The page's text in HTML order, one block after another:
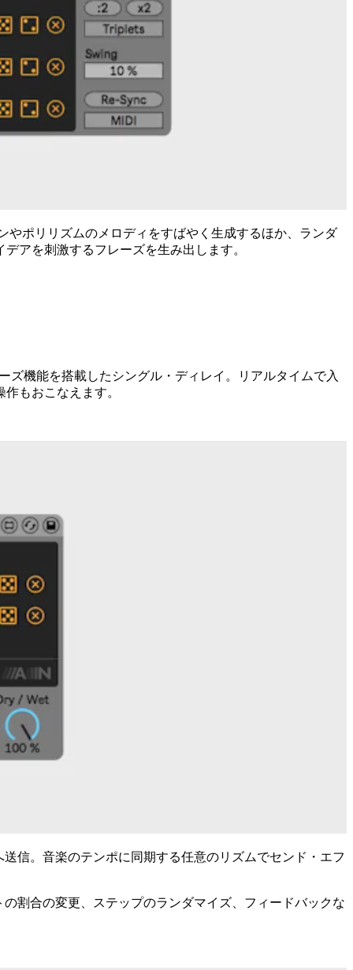
ポリリズムのメロディをすばやく生成するほか、ランダ
アを刺激するフレーズを生み出します。
ズ機能を搭載したシングル・ディレイ。リアルタイムで入
もおこなえます。
信。音楽のテンポに同期する任意のリズムでセンド・エフ
割合の変更、ステップのランダマイズ、フィードバックな